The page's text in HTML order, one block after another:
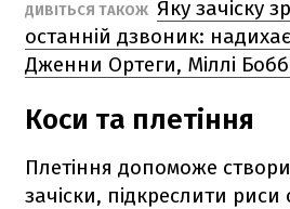
ДИВІТЬСЯ ТАКОЖ Яку зачіску
останній дзвоник:
Дженни Ортеги, Міллі
Коси та плетіння
Плетіння допоможе
зачіски, підкреслити